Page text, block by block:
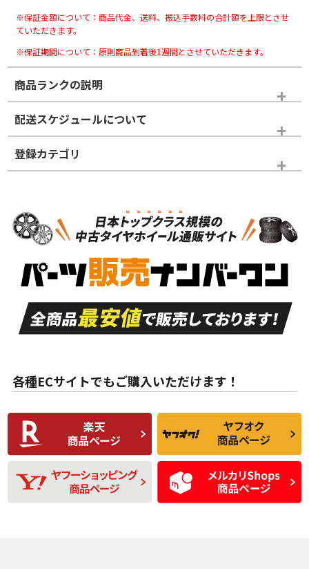
※保証金額について：商品代金、送料、振込手数料の合計額を上限とさせ
ていただきます。
※保証期間について：原則商品到着後1週間とさせていただきます。
商品ランクの説明
※商品ランクは出品者の主観により判断しておりますので、あら
かじめご了承ください。
ホイールランク
S
品）
S
新車外し品（新古
付き
A
走行距離も少なく、
目立つ傷もほとんど
ない中古品
A
走行距離も少なく、
非常に状態の良い中
古品
な中古品
んどない中古品
C
使用感や傷があり、
比較的きれいな中古
品
C
偏磨耗・劣化は感じ
られるが、使用に問
題のない中古品
D
使用感や目立つ傷が
あり、一般的な中古
品
D
残り溝も少なく、偏
磨耗がみられ、短期
間使用できるくらい
の中古品
配送スケジュールについて
登録カテゴリ
スタッドレスタイヤホイールセット
各種ECサイトでもご購入いただけます！